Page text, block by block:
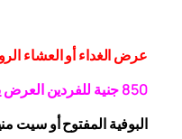
عرض الغداء أو العشاء
850 جنية للفردينالعرض
البوفيةالمفتوحأو سيت